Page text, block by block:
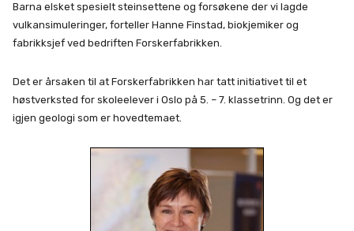
Barna elsket spesielt steinsettene og forsøkene der vi lagde
vulkansimuleringer, forteller Hanne Finstad, biokjemiker og
fabrikksjef ved bedriften Forskerfabrikken.
Det er årsaken til at Forskerfabrikken har tatt initiativet til et
høstverksted for skoleelever i Oslo på 5. – 7. klassetrinn. Og det er
igjen geologi som er hovedtemaet.